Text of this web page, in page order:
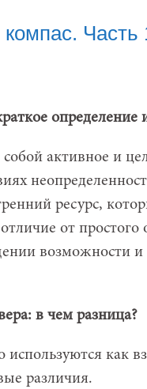
Часть
определение
активное и
ресурс,
от
возможности и
в чем разница?
используются как
различия.